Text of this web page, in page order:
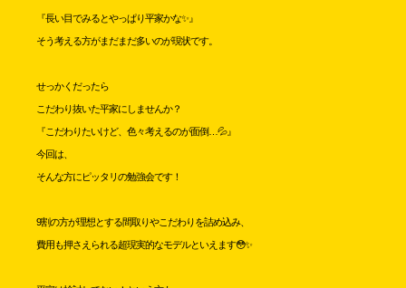
『長い目でみるとやっぱり平家かな✨』
そう考える方がまだまだ多いのが現状です。
せっかくだったら
こだわり抜いた平家にしませんか？
『こだわりたいけど、色々考えるのが面倒…💦』
今回は、
そんな方にピッタリの勉強会です！
9割の方が理想とする間取りやこだわりを詰め込み、
費用も押さえられる超現実的なモデルといえます😳✨